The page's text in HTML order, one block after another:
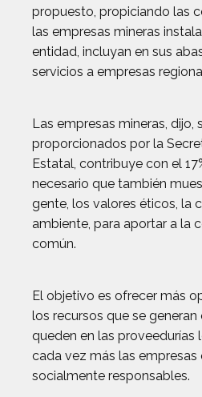
propuesto, propiciando las
las empresas mineras
entidad, incluyan en sus
servicios a empresas
Las empresas mineras, dijo,
proporcionados por la
Estatal, contribuye con el
necesario que también
gente, los valores éticos, la
ambiente, para aportar a la
común.
El objetivo es ofrecer más
los recursos que se
queden en las proveedurías
cada vez más las empresas
socialmente responsables.